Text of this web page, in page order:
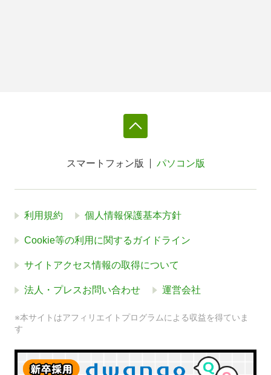
スマートフォン版 パソコン版
利用規約 個人情報保護基本方針
Cookie等の利用に関するガイドライン
サイトアクセス情報の取得について
法人・プレスお問い合わせ 運営会社
※本サイトはアフィリエイトプログラムによる収益を得ていま
す